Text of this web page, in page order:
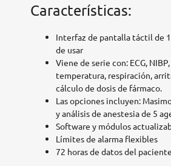
Características:
Interfaz de pantalla táctil de
de usar
Viene de serie con: ECG, NIBP,
temperatura, respiración,
cálculo de dosis de fármaco.
Las opciones incluyen:
y análisis de anestesia de 5
Software y módulos
Límites de alarma flexibles
72 horas de datos del paciente